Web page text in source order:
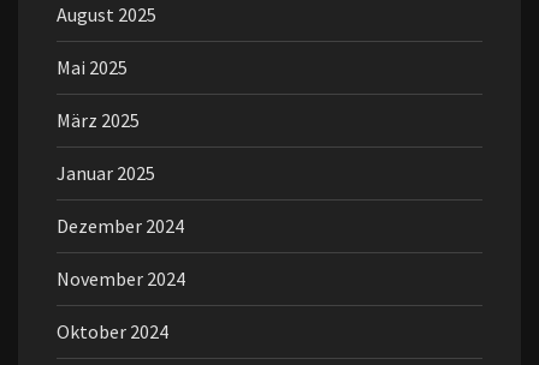
August 2025
Mai 2025
März 2025
Januar 2025
Dezember 2024
November 2024
Oktober 2024